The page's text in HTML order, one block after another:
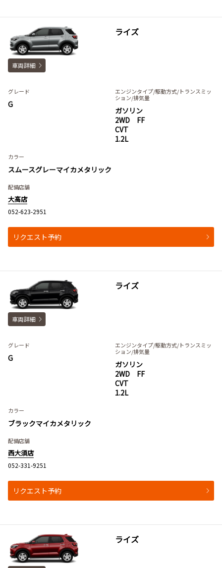
ライズ
車両詳細
グレード
G
エンジンタイプ/駆動方式/トランスミッ
ション/排気量
ガソリン
2WD FF
CVT
1.2L
カラー
スムースグレーマイカメタリック
配備店舗
大高店
052-623-2951
リクエスト予約
ライズ
車両詳細
グレード
G
エンジンタイプ/駆動方式/トランスミッ
ション/排気量
ガソリン
2WD FF
CVT
1.2L
カラー
ブラックマイカメタリック
配備店舗
西大須店
052-331-9251
リクエスト予約
ライズ